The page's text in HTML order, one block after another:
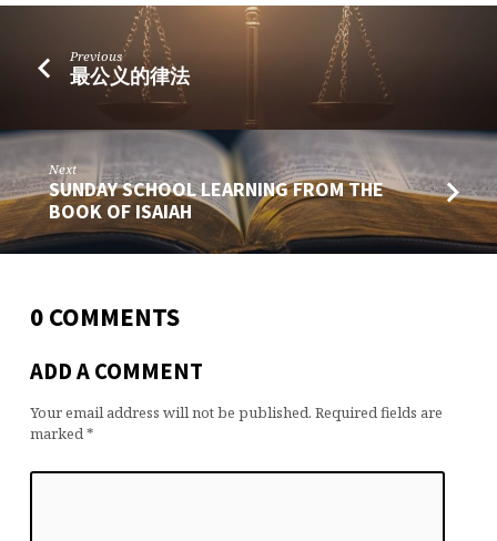
Previous
最公义的律法
Next
SUNDAY SCHOOL LEARNING FROM THE
BOOK OF ISAIAH
0 COMMENTS
ADD A COMMENT
Your email address will not be published. Required fields are
marked*